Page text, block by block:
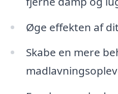
Øge effekten af
Skabe en mere